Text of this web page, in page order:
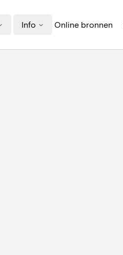
Info Online bronnen